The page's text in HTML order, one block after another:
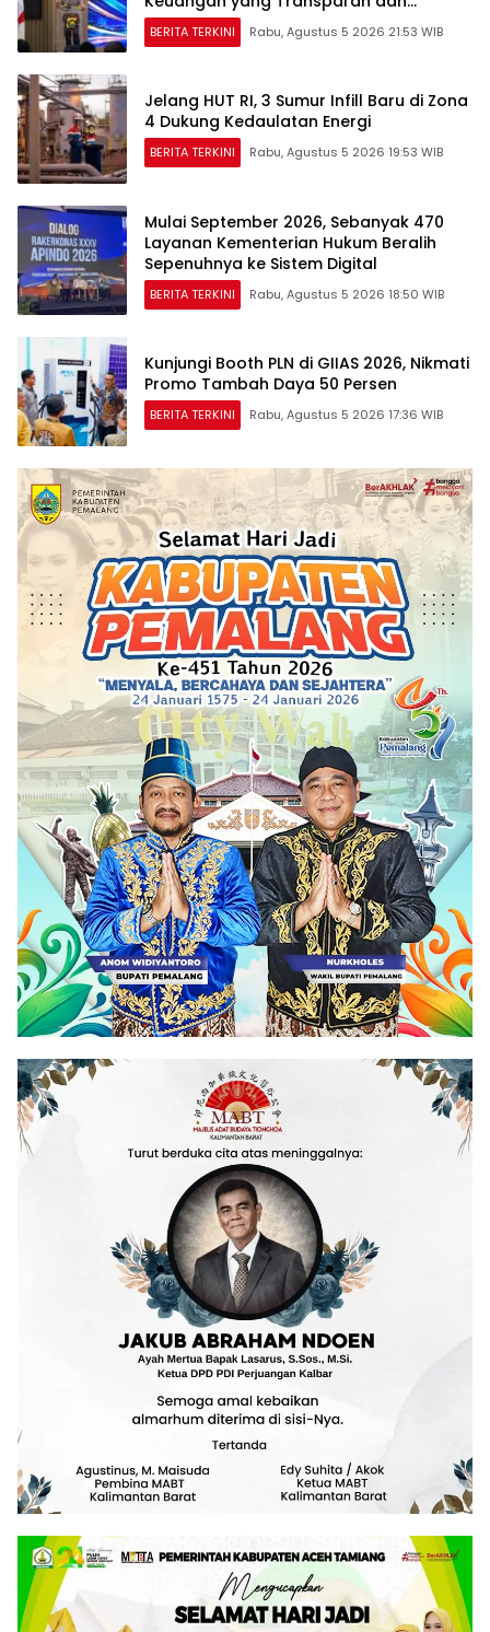
Akuntabel
BERITA TERKINI Rabu, Agustus 5 2026 21:53 WIB
Jelang HUT RI, 3 Sumur Infill Baru di Zona
4 Dukung Kedaulatan Energi
BERITA TERKINI Rabu, Agustus 5 2026 19:53 WIB
Mulai September 2026, Sebanyak 470
Layanan Kementerian Hukum Beralih
Sepenuhnya ke Sistem Digital
BERITA TERKINI Rabu, Agustus 5 2026 18:50 WIB
Kunjungi Booth PLN di GIIAS 2026, Nikmati
Promo Tambah Daya 50 Persen
BERITA TERKINI Rabu, Agustus 5 2026 17:36 WIB